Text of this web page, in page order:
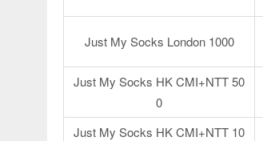
Just My Socks London 1000
Just My Socks HK CMI+NTT 50
0
Just My Socks HK CMI+NTT 10